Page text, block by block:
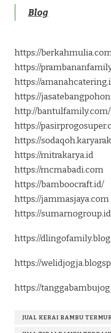
Blog
https://
https://
https://
https://
http://bantulfamily.com/
https://
https://
https://mitrakarya.id
https://mcmabadi.com
https://bamboocraft.id/
https://jammasjaya.com
https://
https://
https://
https://
JUAL KERAI BAMBU